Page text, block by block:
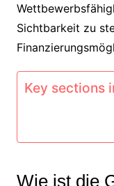
Sichtbarkeit zu
Key sections
Wie ist die